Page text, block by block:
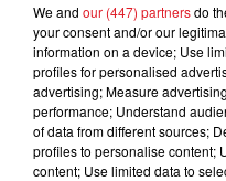
Elle a envoyé son
base militaire, bien
les foyers.
Sur les réseaux
tweet en 2014, et
instagram en 2019.
We and our (447) partnersdo
your consent and/or our
information on a device; Use
profiles for personalised
advertising; Measure
performance; Understand
of data from different sources;
profiles to personalise content;
content; Use limited data to